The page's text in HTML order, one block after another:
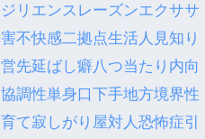
リエンス レーズンエクササ
不快感二拠点生活人見知り
先延ばし癖八つ当たり 内向
協調性単身口下手地方境界性
て寂しがり屋対人恐怖症引